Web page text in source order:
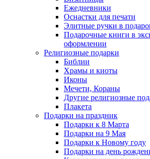
Ежедневники
Оснастки для печати
Элитные ручки в
Подарочные книги в
оформлении
Религиозные подарки
Библии
Храмы и киоты
Иконы
Мечети, Кораны
Другие религиозные
Плакета
Подарки на праздник
Подарки к 8 Марта
Подарки на 9 Мая
Подарки к Новому году
Подарки на день